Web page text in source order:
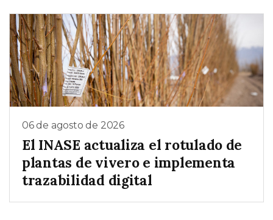
06 de agosto de 2026
El INASE actualiza el rotulado de
plantas de vivero e implementa
trazabilidad digital